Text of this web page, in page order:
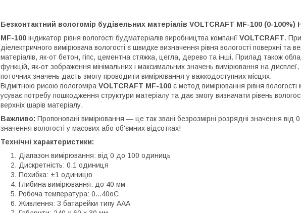
Безконтактний вологомір будівельних матеріалів VOLTCRAFT MF-100 (0-100%)
MF-100 індикатор рівня вологості будматеріалів виробництва компанії VOLTCRAFT.
діелектричного вимірювача вологості є швидке визначення рівня вологості поверхні та
матеріалів, як-от бетон, гіпс, цементна стяжка, цегла, дерево та інші. Прилад також
функцій, як-от зображення мінімальних і максимальних значень вимірювання на
поточних значень дасть змогу проводити вимірювання у важкодоступних місцях.
Відмітною рисою вологоміра VOLTCRAFT MF-100 є метод вимірювання рівня вологості
усуває потребу пошкодження структури матеріалу та дає змогу визначати рівень
верхніх шарів матеріалу.
Важливо: Пропоновані вимірювання — це так звані безрозмірні розрядні значення
значення вологості у масових або об'ємних відсотках!
Технічні характеристики:
Діапазон вимірювання: від 0 до 100 одиниць
Дискретність: 0.1 одиниця
Похибка: ±1 одиницю
Глибина вимірювання: до 40 мм
Робоча температура: 0...40oС
Живлення: 3 батарейки типу ААА